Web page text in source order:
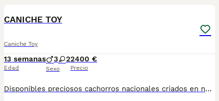
CANICHE TOY
Caniche Toy
13 semanas
Edad
3 2
Sexo
2400 €
Precio
Disponibles preciosos cachorros nacionales criados en nuestras instalaciones, en un ambiente familiar y responsable. Nuestros cachorros se entregan con cartilla de primera vacunación, vacunas correspondientes a su edad, desparasitados interna y externamente, y con microchip implantado y dado de alta. Además, realizamos un contrato de garantía que incluye: • Garantía vírica de 15 días. • Garantía congénita de 1 año. Desde la fecha de entrega del cachorro. Nos comprometemos al 100% con la salud, el bienestar y el cuidado de nuestros pequeños. Disponemos de Núcleo Zoológico Para más información, imágenes o cualquier consulta sin compromiso, pueden contactar con nosotros en los teléfonos: CRISTINA 📞 722 788 399 📞 932 514 529